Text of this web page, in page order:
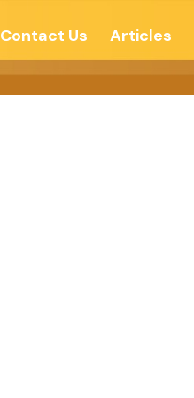
Contact Us Articles